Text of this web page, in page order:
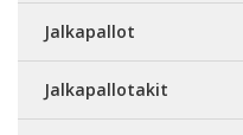
Jalkapallot
Jalkapallotakit